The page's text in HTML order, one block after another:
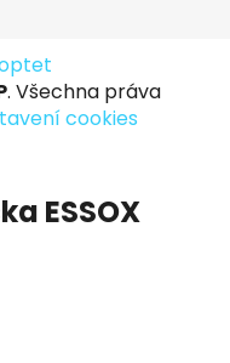
. Všechna práva
cookies
ESSOX